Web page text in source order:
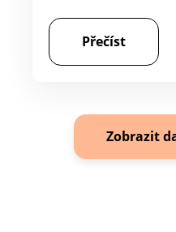
Přečíst
Zobrazit